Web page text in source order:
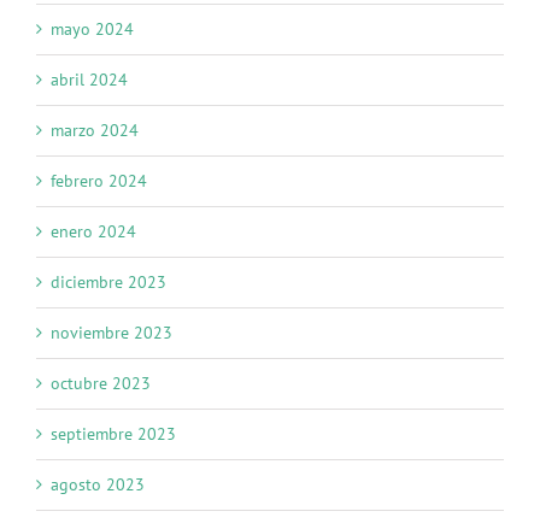
mayo 2024
abril 2024
marzo 2024
febrero 2024
enero 2024
diciembre 2023
noviembre 2023
octubre 2023
septiembre 2023
agosto 2023